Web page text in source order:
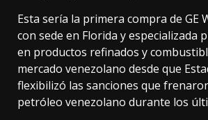
Esta sería la primera compra de GE
con sede en Florida y especializada
en productos refinados y
mercado venezolano desde que
flexibilizó las sanciones que
petróleo venezolano durante los